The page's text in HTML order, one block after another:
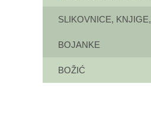
SLIKOVNICE, KNJIGE,
BOJANKE
BOŽIĆ